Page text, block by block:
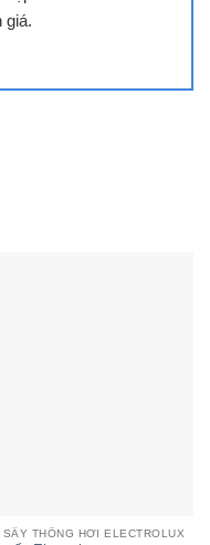
giá.
SẤY THÔNG HƠI ELECTROLUX